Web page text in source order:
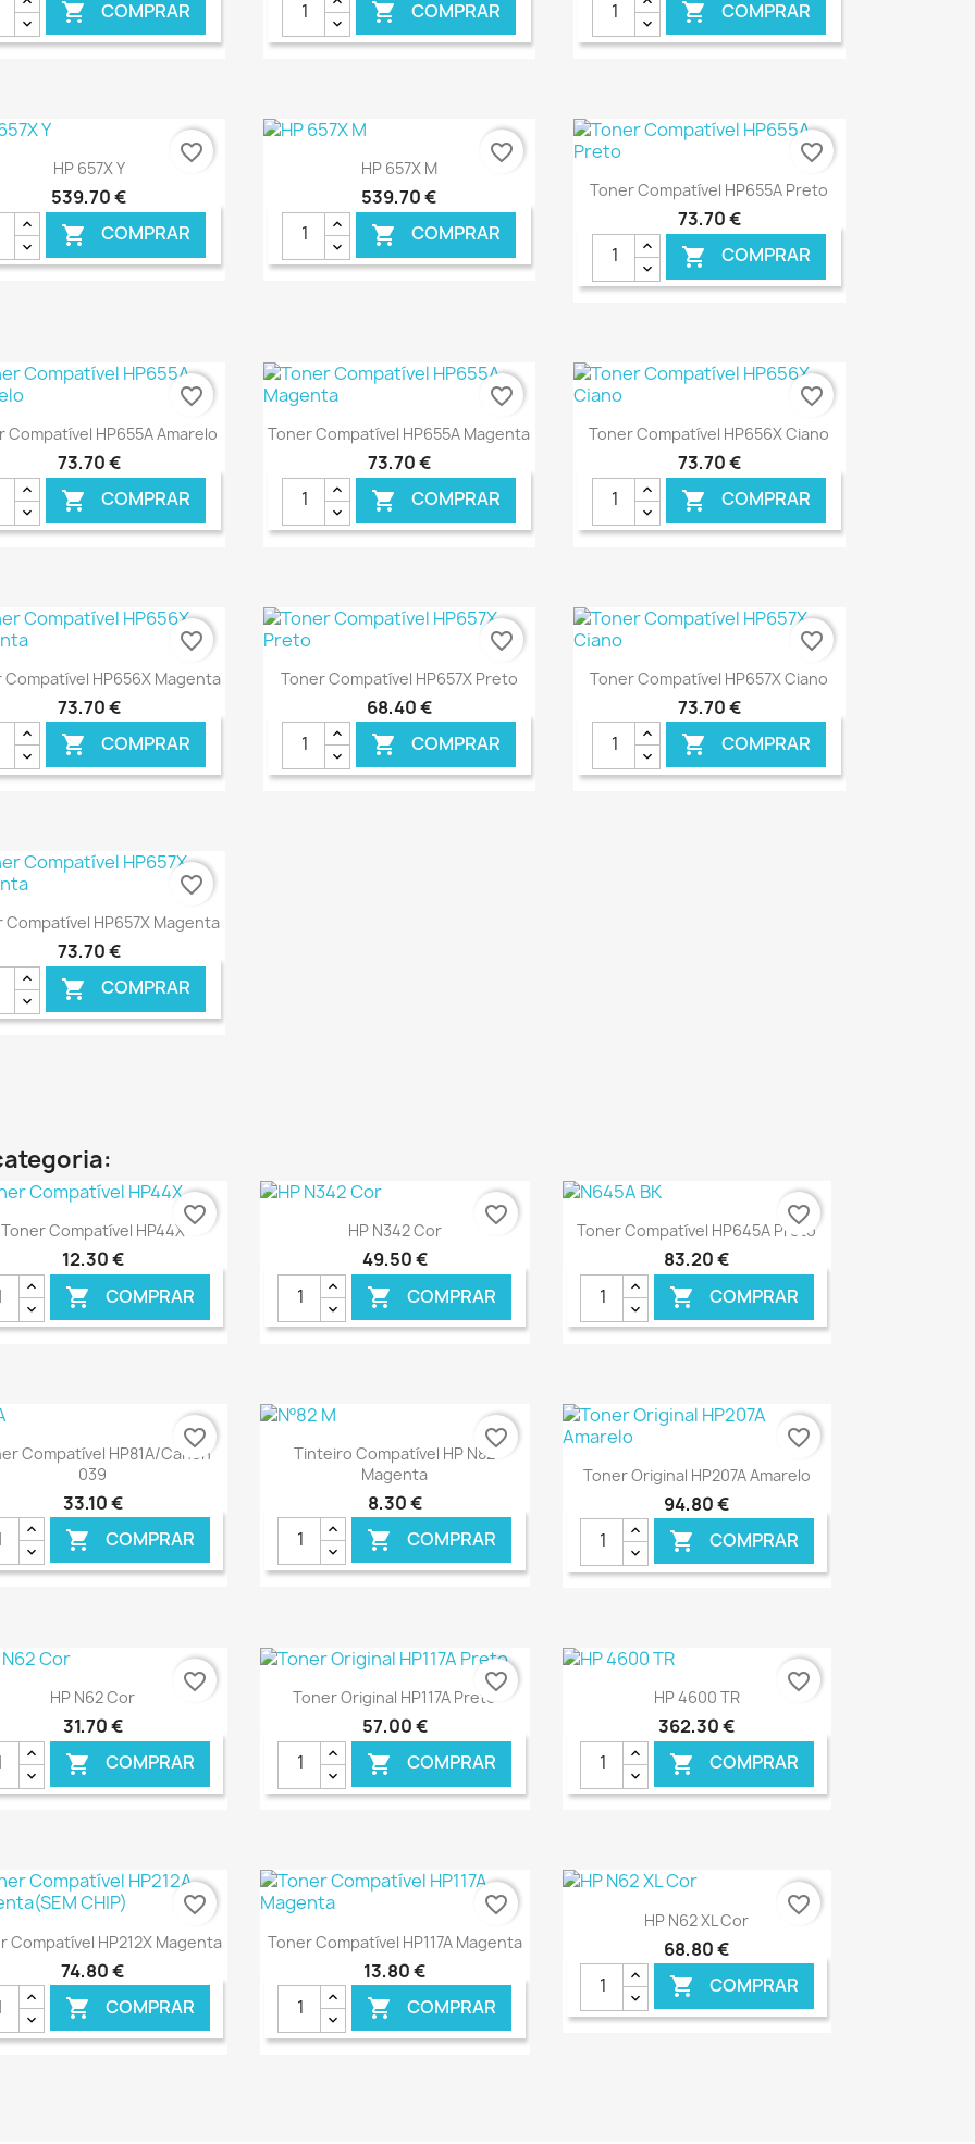
 COMPRAR
€ ONLINE
 COMPRAR
€ ONLINE
 COMPRAR
€ ONLINE
Ver+
HP 657X Y
539,70 €
 COMPRAR
€ ONLINE
favorite_border Ver+
HP 657X M
539,70 €
 COMPRAR
€ ONLINE
favorite_border
Ver+
Toner Compatível HP655A Preto
73,70 €
 COMPRAR
€ ONLINE
favorite_border
Ver+
Compatível HP655A Amarelo
73,70 €
 COMPRAR
€ ONLINE
favorite_border
Ver+
Toner Compatível HP655A Magenta
73,70 €
 COMPRAR
€ ONLINE
favorite_border
Ver+
Toner Compatível HP656X Ciano
73,70 €
 COMPRAR
€ ONLINE
favorite_border
Ver+
Compatível HP656X Magenta
73,70 €
 COMPRAR
€ ONLINE
favorite_border
Ver+
Toner Compatível HP657X Preto
68,40 €
 COMPRAR
favorite_border
Ver+
Toner Compatível HP657X Ciano
73,70 €
 COMPRAR
favorite_border
Ver+
Compatível HP657X Magenta
73,70 €
 COMPRAR
favorite_border
Ver+
Toner Compatível HP44X
12,30 €
 COMPRAR
€ ONLINE
favorite_border Ver+
HP N342 Cor
49,50 €
 COMPRAR
€ ONLINE
favorite_border Ver+
Toner Compatível HP645A Preto
83,20 €
 COMPRAR
€ ONLINE
favorite_border
Ver+
Compatível HP81A/Canon
039
33,10 €
 COMPRAR
favorite_border Ver+
Tinteiro Compatível HP N82
Magenta
8,30 €
 COMPRAR
€ ONLINE
favorite_border
 Ver+
Toner Original HP207A Amarelo
94,80 €
 COMPRAR
favorite_border
Ver+
HP N62 Cor
31,70 €
 COMPRAR
€ ONLINE
favorite_border Ver+
Toner Original HP117A Preto
57,00 €
 COMPRAR
€ ONLINE
favorite_border Ver+
HP 4600 TR
362,30 €
 COMPRAR
€ ONLINE
favorite_border
Ver+
Compatível HP212X Magenta
74,80 €
 COMPRAR
favorite_border
Ver+
Toner Compatível HP117A Magenta
13,80 €
 COMPRAR
favorite_border Ver+
HP N62 XL Cor
68,80 €
 COMPRAR
favorite_border